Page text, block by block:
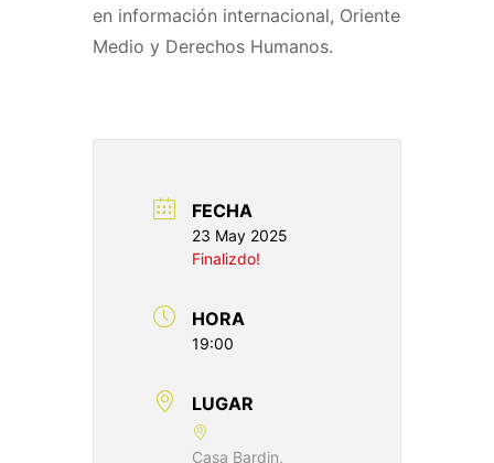
en información internacional, Oriente
Medio y Derechos Humanos.
FECHA
23 May 2025
Finalizdo!
HORA
19:00
LUGAR
Casa Bardin,